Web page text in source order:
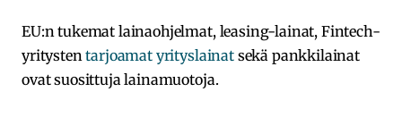
EU:n tukemat lainaohjelmat, leasing-lainat, Fintech-
yritystentarjoamat yrityslainatsekä pankkilainat
ovat suosittuja lainamuotoja.